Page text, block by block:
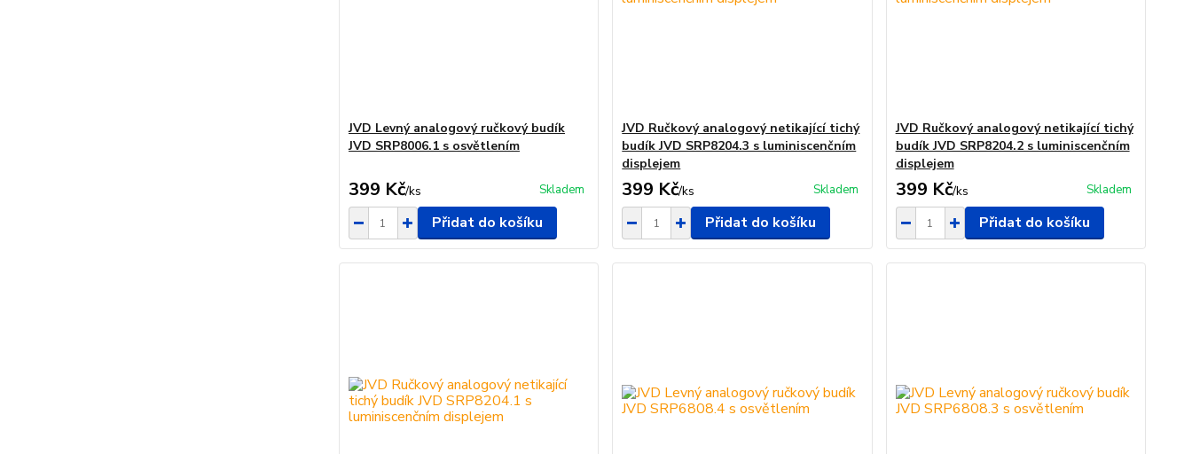
JVD Levný analogový ručkový budík
JVD SRP8006.1 s osvětlením
399 Kč/ks Skladem
Přidat do košíku
JVD Ručkový analogový netikající tichý
budík JVD SRP8204.3 s luminiscenčním
displejem
399 Kč/ks Skladem
Přidat do košíku
JVD Ručkový analogový netikající tichý
budík JVD SRP8204.2 s luminiscenčním
displejem
399 Kč/ks Skladem
Přidat do košíku